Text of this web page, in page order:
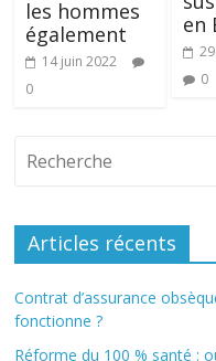
les hommes
également
14 juin 2022
0
en
0
Articles récents
Contrat d’assurance
fonctionne ?
Réforme du 100 % santé :